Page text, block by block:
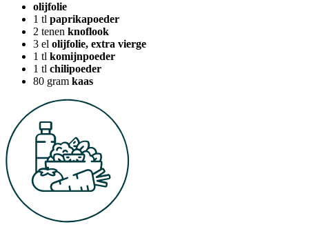
olijfolie
1 tl paprikapoeder
2 tenen knoflook
3 el olijfolie, extra vierge
1 tl komijnpoeder
1 tl chilipoeder
80 gram kaas